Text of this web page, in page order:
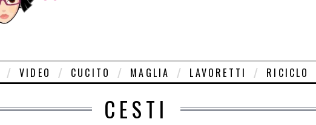
VIDEO CUCITO MAGLIA LAVORETTI RICICLO
CESTI